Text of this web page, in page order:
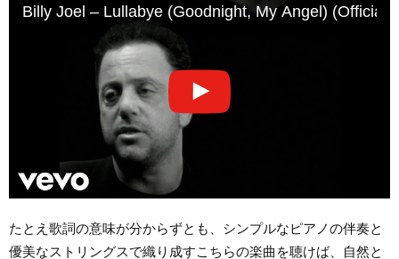
Billy Joel – Lullabye (Goodnight, My Angel) (Official
たとえ歌詞の意味が分からずとも、シンプルなピアノの伴奏と
優美なストリングスで織り成すこちらの楽曲を聴けば、自然と